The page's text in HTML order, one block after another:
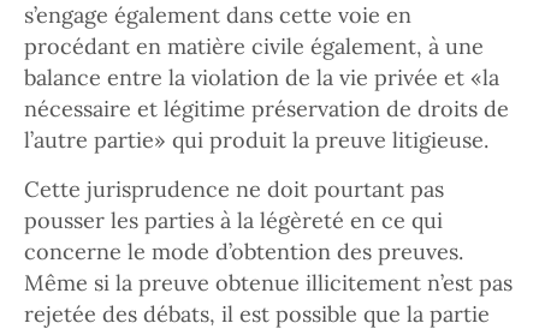
s’engage également dans cette voie en
procédant en matière civile également, à une
balance entre la violation de la vie privée et «la
nécessaire et légitime préservation de droits de
l’autre partie» qui produit la preuve litigieuse.
Cette jurisprudence ne doit pourtant pas
pousser les parties à la légèreté en ce qui
concerne le mode d’obtention des preuves.
Même si la preuve obtenue illicitement n’est pas
rejetée des débats, il est possible que la partie